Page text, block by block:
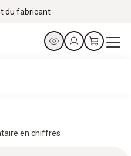
du fabricant
en chiffres